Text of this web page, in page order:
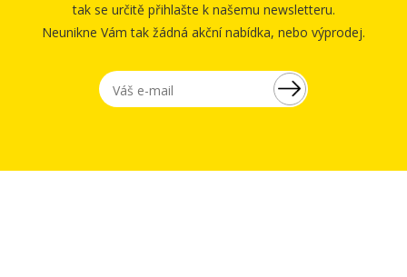
tak se určitě přihlašte k našemu newsletteru.
Neunikne Vám tak žádná akční nabídka, nebo výprodej.